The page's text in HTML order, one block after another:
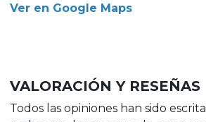
Ver en Google Maps
VALORACIÓN Y RESEÑAS
Todos las opiniones han sido